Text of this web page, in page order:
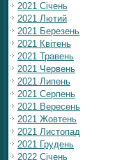
2021 Січень
2021 Лютий
2021 Березень
2021 Квітень
2021 Травень
2021 Червень
2021 Липень
2021 Серпень
2021 Вересень
2021 Жовтень
2021 Листопад
2021 Грудень
2022 Січень